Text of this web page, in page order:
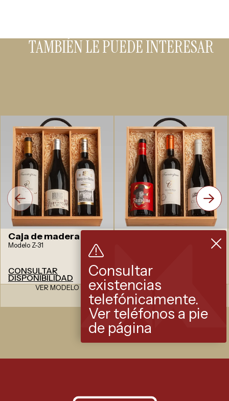
TAMBIÉN LE PUEDE INTERESAR
Caja de madera
Modelo Z-31
CONSULTAR
DISPONIBILIDAD
VER MODELO
CONSULTAR
DISPONIBILIDAD
VER MODELO
Consultar
existencias
telefónicamente.
Ver teléfonos a pie
de página